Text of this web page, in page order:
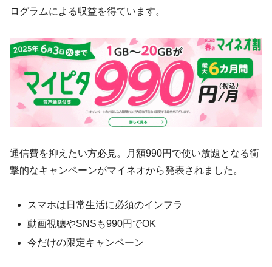
ログラムによる収益を得ています。
通信費を抑えたい方必見。月額990円で使い放題となる衝
撃的なキャンペーンがマイネオから発表されました。
スマホは日常生活に必須のインフラ
動画視聴やSNSも990円でOK
今だけの限定キャンペーン